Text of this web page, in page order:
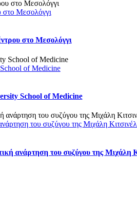
στο Μεσολόγγι
στο Μεσολόγγι
of Medicine
School of Medicine
του συζύγου της Μιχάλη
ανάρτηση του συζύγου της Μιχάλη